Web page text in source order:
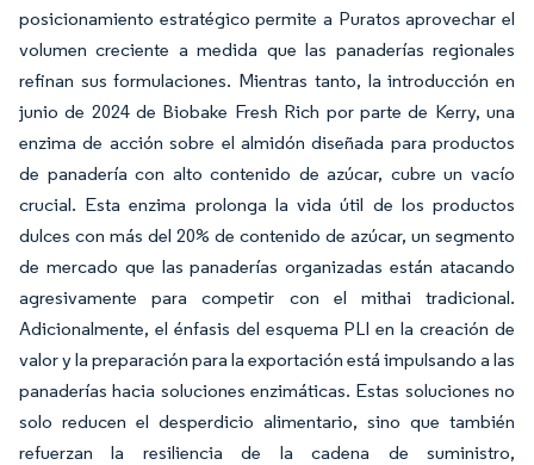
posicionamiento estratégico permite a Puratos aprovechar el
volumen creciente a medida que las panaderías regionales
refinan sus formulaciones. Mientras tanto, la introducción en
junio de 2024 de Biobake Fresh Rich por parte de Kerry, una
enzima de acción sobre el almidón diseñada para productos
de panadería con alto contenido de azúcar, cubre un vacío
crucial. Esta enzima prolonga la vida útil de los productos
dulces con más del 20% de contenido de azúcar, un segmento
de mercado que las panaderías organizadas están atacando
agresivamente para competir con el mithai tradicional.
Adicionalmente, el énfasis del esquema PLI en la creación de
valor y la preparación para la exportación está impulsando a las
panaderías hacia soluciones enzimáticas. Estas soluciones no
solo reducen el desperdicio alimentario, sino que también
refuerzan la resiliencia de la cadena de suministro,